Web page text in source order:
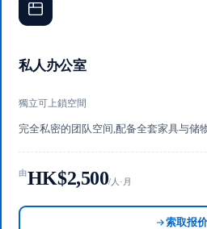
私人办公室
獨立可上鎖空間
完全私密的团队空间,配备全套家具与储
由HK$2,500/人·月
索取报价